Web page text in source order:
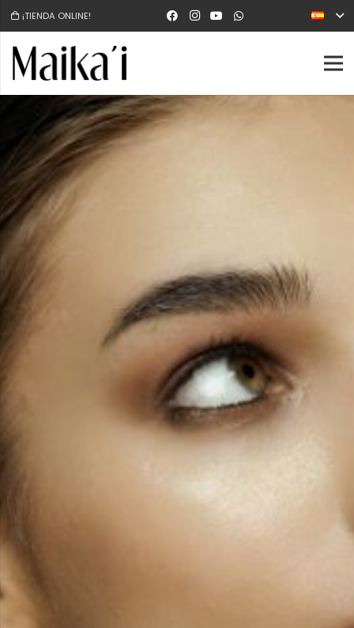
¡TIENDA ONLINE!